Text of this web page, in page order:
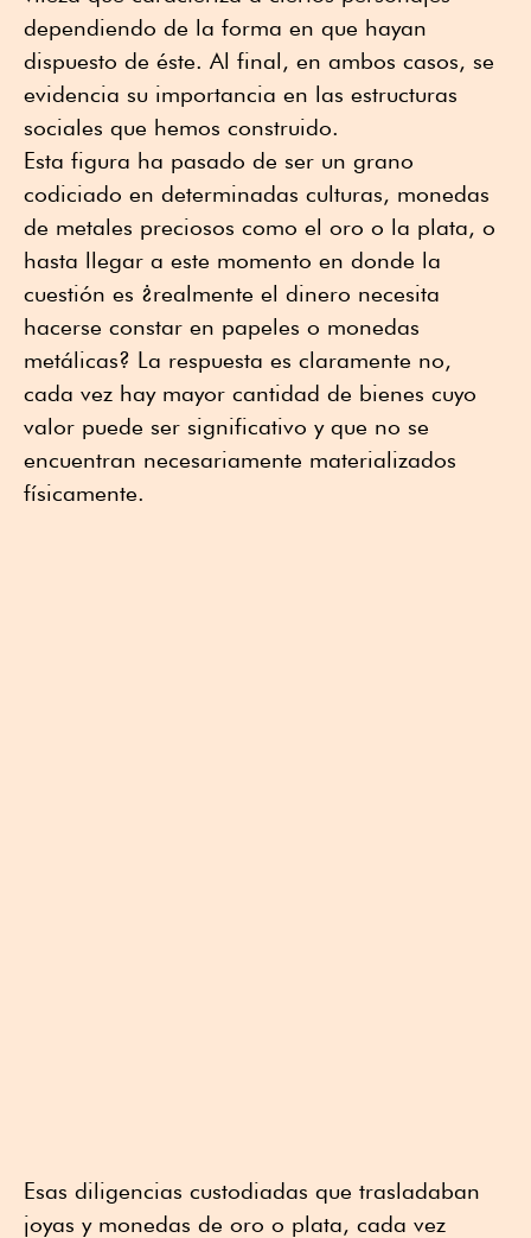
dependiendo de la forma en que hayan
dispuesto de éste. Al final, en ambos casos, se
evidencia su importancia en las estructuras
sociales que hemos construido.
Esta figura ha pasado de ser un grano
codiciado en determinadas culturas, monedas
de metales preciosos como el oro o la plata, o
hasta llegar a este momento en donde la
cuestión es ¿realmente el dinero necesita
hacerse constar en papeles o monedas
metálicas? La respuesta es claramente no,
cada vez hay mayor cantidad de bienes cuyo
valor puede ser significativo y que no se
encuentran necesariamente materializados
físicamente.
Esas diligencias custodiadas que trasladaban
joyas y monedas de oro o plata, cada vez